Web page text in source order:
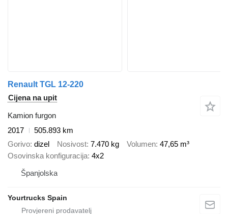
Renault TGL 12-220
Cijena na upit
Kamion furgon
2017
505.893 km
Gorivo dizel Nosivost 7.470 kg Volumen 47,65 m³
Osovinska konfiguracija 4x2
Španjolska
Yourtrucks Spain